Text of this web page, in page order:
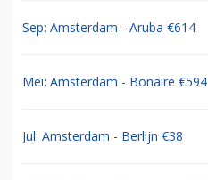
Sep: Amsterdam - Aruba €614
Mei: Amsterdam - Bonaire €594
Jul: Amsterdam - Berlijn €38